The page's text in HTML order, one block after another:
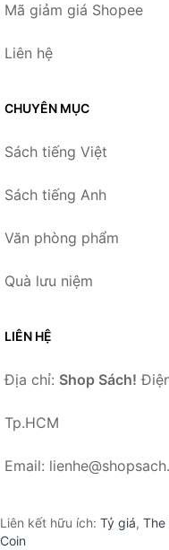
Mã giảm giá Shopee
Liên hệ
CHUYÊN MỤC
Sách tiếng Việt
Sách tiếng Anh
Văn phòng phẩm
Quà lưu niệm
LIÊN HỆ
Địa chỉ: Shop Sách!
Tp.HCM
Email:
Liên kết hữu ích: Tỷ giá, The
Coin